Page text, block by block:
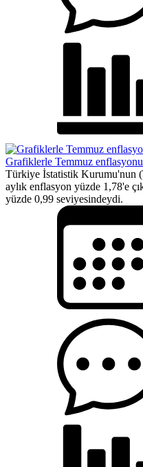
Grafiklerle Temmuz enflasyonu
Türkiye İstatistik Kurumu'nun
aylık enflasyon yüzde 1,78'e
yüzde 0,99 seviyesindeydi.